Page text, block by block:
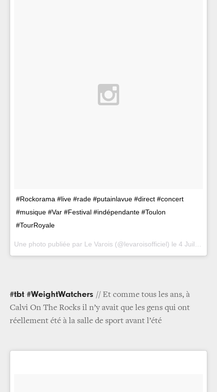
#Rockorama #live #rade #putainlavue #direct #concert
#musique #Var #Festival #indépendante #Toulon
#TourRoyale
Une photo publiée par Le Varois (@levaroisofficiel) le 4 Juil. 2015 à 12h52 PDT
#tbt #WeightWatchers // Et comme tous les ans, à
Calvi On The Rocks il n’y avait que les gens qui ont
réellement été à la salle de sport avant l’été